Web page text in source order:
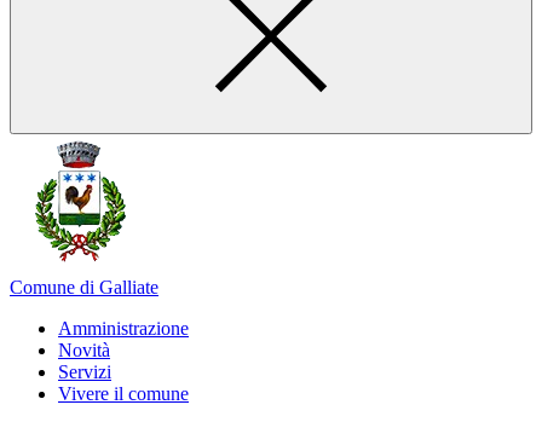
Comune di Galliate
Amministrazione
Novità
Servizi
Vivere il comune